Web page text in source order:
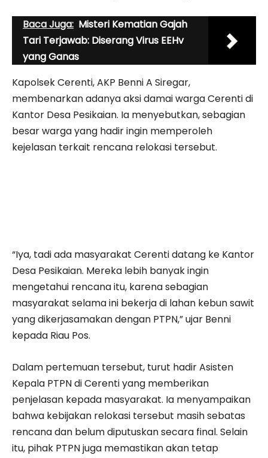
Baca Juga: Misteri Kematian Gajah
Tari Terjawab: Diserang Virus EEHv
yang Ganas
Kapolsek Cerenti, AKP Benni A Siregar,
membenarkan adanya aksi damai warga Cerenti di
Kantor Desa Pesikaian. Ia menyebutkan, sebagian
besar warga yang hadir ingin memperoleh
kejelasan terkait rencana relokasi tersebut.
“Iya, tadi ada masyarakat Cerenti datang ke Kantor
Desa Pesikaian. Mereka lebih banyak ingin
mengetahui rencana itu, karena sebagian
masyarakat selama ini bekerja di lahan kebun sawit
yang dikerjasamakan dengan PTPN,” ujar Benni
kepada Riau Pos.
Dalam pertemuan tersebut, turut hadir Asisten
Kepala PTPN di Cerenti yang memberikan
penjelasan kepada masyarakat. Ia menyampaikan
bahwa kebijakan relokasi tersebut masih sebatas
rencana dan belum diputuskan secara final. Selain
itu, pihak PTPN juga memastikan akan tetap